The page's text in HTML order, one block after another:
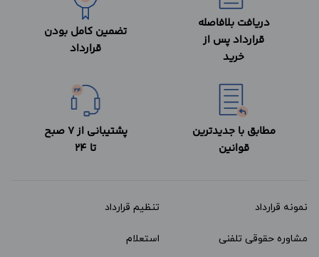
دریافت بلافاصله
قرارداد پس از
خرید
تضمین کامل بودن
قرارداد
مطابق با جدیدترین
قوانین
پشتیبانی از 7 صبح
تا 24
نمونه قرارداد‌ تنظیم قرارداد
مشاوره حقوقی تلفنی استعلام